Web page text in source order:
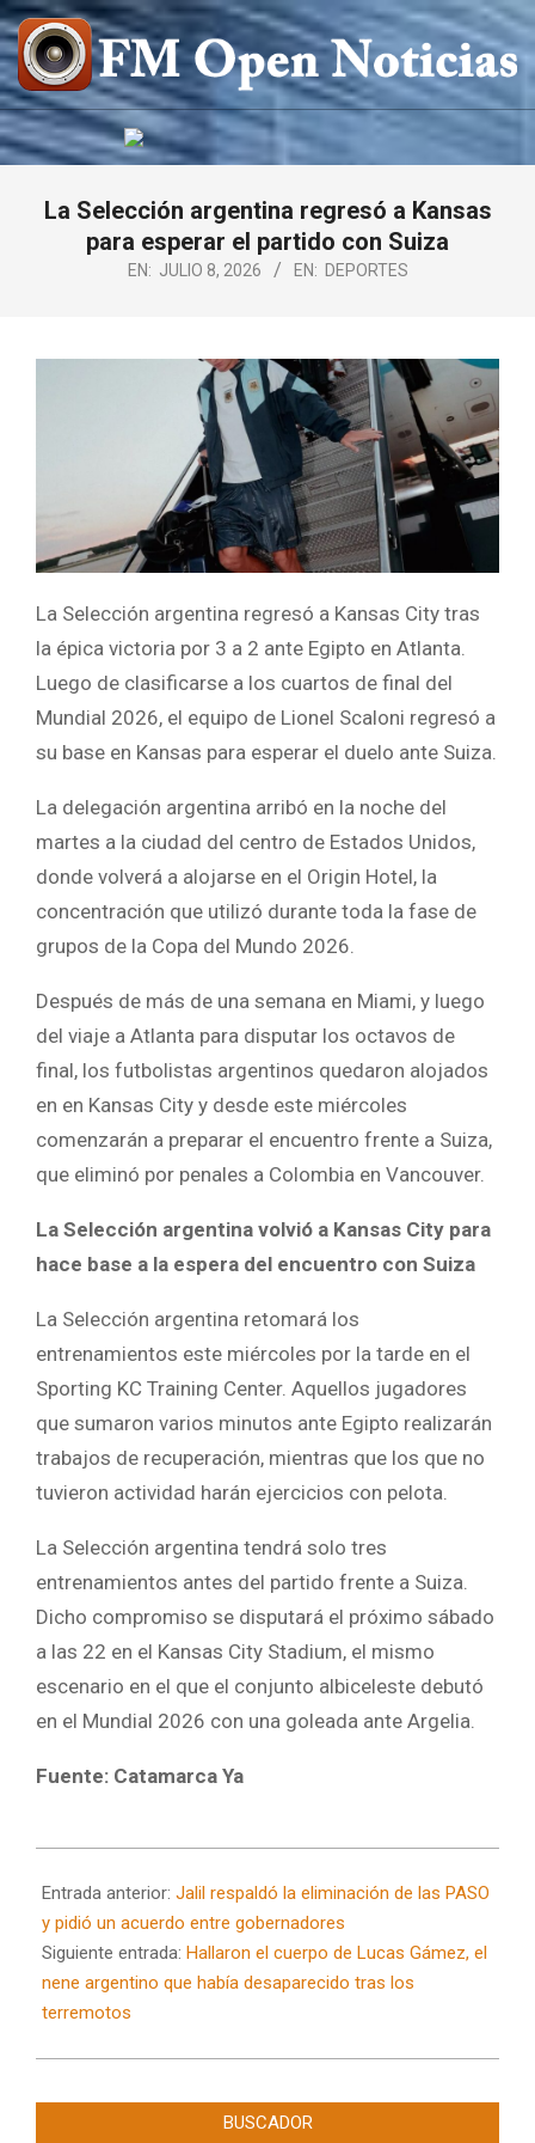
Saltar
al
contenido
FM
OPEN
NOTICIAS
La Selección argentina regresó a Kansas
para esperar el partido con Suiza
EN: JULIO 8, 2026 EN: DEPORTES
La Selección argentina regresó a Kansas City tras
la épica victoria por 3 a 2 ante Egipto en Atlanta.
Luego de clasificarse a los cuartos de final del
Mundial 2026, el equipo de Lionel Scaloni regresó a
su base en Kansas para esperar el duelo ante Suiza.
La delegación argentina arribó en la noche del
martes a la ciudad del centro de Estados Unidos,
donde volverá a alojarse en el Origin Hotel, la
concentración que utilizó durante toda la fase de
grupos de la Copa del Mundo 2026.
Después de más de una semana en Miami, y luego
del viaje a Atlanta para disputar los octavos de
final, los futbolistas argentinos quedaron alojados
en en Kansas City y desde este miércoles
comenzarán a preparar el encuentro frente a Suiza,
que eliminó por penales a Colombia en Vancouver.
La Selección argentina volvió a Kansas City para
hace base a la espera del encuentro con Suiza
La Selección argentina retomará los
entrenamientos este miércoles por la tarde en el
Sporting KC Training Center. Aquellos jugadores
que sumaron varios minutos ante Egipto realizarán
trabajos de recuperación, mientras que los que no
tuvieron actividad harán ejercicios con pelota.
La Selección argentina tendrá solo tres
entrenamientos antes del partido frente a Suiza.
Dicho compromiso se disputará el próximo sábado
a las 22 en el Kansas City Stadium, el mismo
escenario en el que el conjunto albiceleste debutó
en el Mundial 2026 con una goleada ante Argelia.
Fuente: Catamarca Ya
07-
08
Entrada anterior: Jalil respaldó la eliminación de las PASO
y pidió un acuerdo entre gobernadores
Siguiente entrada: Hallaron el cuerpo de Lucas Gámez, el
nene argentino que había desaparecido tras los
terremotos
BUSCADOR